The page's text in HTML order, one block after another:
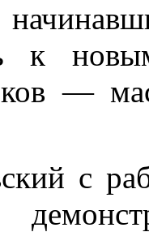
к
—
с